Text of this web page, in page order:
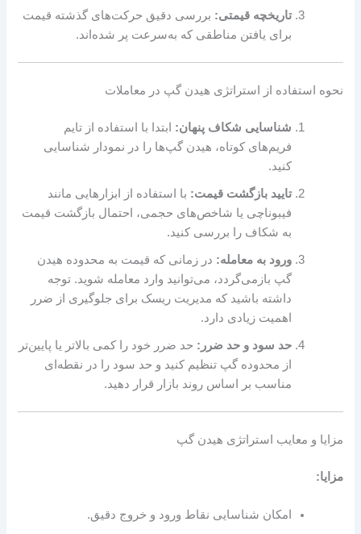
تاریخچه قیمتی: بررسی دقیق حرکت‌های گذشته قیمت
برای یافتن مناطقی که به‌سرعت پر شده‌اند.
نحوه استفاده از استراتژی هیدن گپ در معاملات
شناسایی شکاف پنهان: ابتدا با استفاده از تایم
فریم‌های کوتاه، هیدن گپ‌ها را در نمودار شناسایی
کنید.
تایید بازگشت قیمت: با استفاده از ابزارهایی مانند
فیبوناچی یا شاخص‌های حجمی، احتمال بازگشت قیمت
به شکاف را بررسی کنید.
ورود به معامله: در زمانی که قیمت به محدوده هیدن
گپ بازمی‌گردد، می‌توانید وارد معامله شوید. توجه
داشته باشید که مدیریت ریسک برای جلوگیری از ضرر
اهمیت زیادی دارد.
حد سود و حد ضرر: حد ضرر خود را کمی بالاتر یا پایین‌تر
از محدوده گپ تنظیم کنید و حد سود را در نقطه‌ای
مناسب بر اساس روند بازار قرار دهید.
مزایا و معایب استراتژی هیدن گپ
مزایا:
امکان شناسایی نقاط ورود و خروج دقیق.